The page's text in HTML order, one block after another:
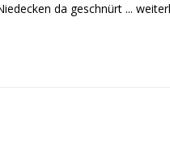
da geschnürt ...